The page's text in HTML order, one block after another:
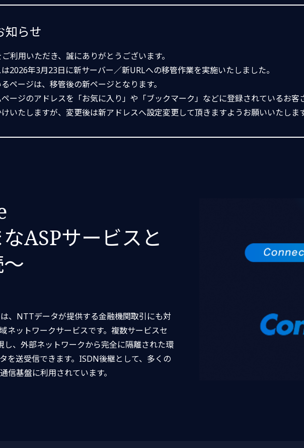
知らせ
利用いただき、誠にありがとうございます。
2026年3月23日に新サーバー／新URLへの移管作業を実施いたしました。
ページは、移管後の新ページとなります。
ージのアドレスを「お気に入り」や「ブックマーク」などに登録されているお客
いたしますが、変更後は新アドレスへ設定変更して頂きますようお願いいたします
ASPサービスと
、NTTデータが提供する金融機関取引にも対
ネットワークサービスです。複数サービスセ
し、外部ネットワークから完全に隔離された環
を送受信できます。ISDN後継として、多くの
信基盤に利用されています。